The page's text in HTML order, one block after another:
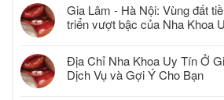
Gia Lâm - Hà Nội: Vùng đất
triển vượt bậc của Nha Khoa
Địa Chỉ Nha Khoa Uy Tín Ở
Dịch Vụ và Gợi Ý Cho Bạn